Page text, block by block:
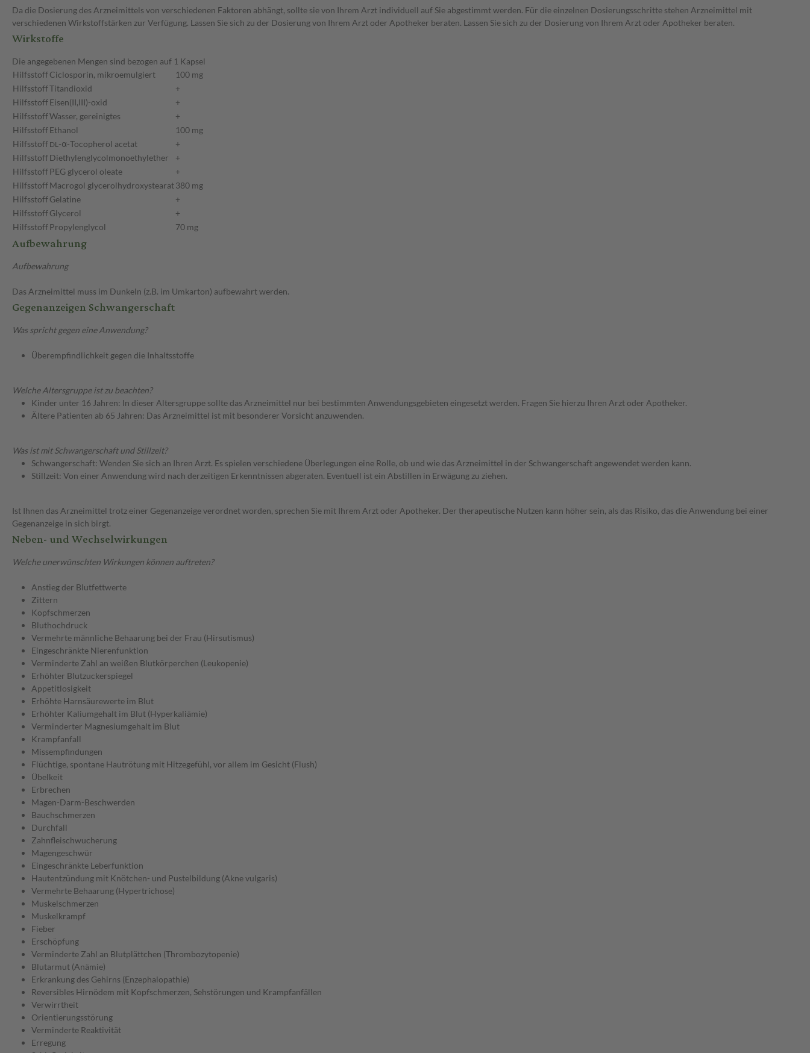
Da die Dosierung des Arzneimittels von verschiedenen Faktoren abhängt, sollte sie von Ihrem Arzt individuell auf Sie abgestimmt werden. Für die einzelnen Dosierungsschritte stehen Arzneimittel mit
verschiedenen Wirkstoffstärken zur Verfügung. Lassen Sie sich zu der Dosierung von Ihrem Arzt oder Apotheker beraten. Lassen Sie sich zu der Dosierung von Ihrem Arzt oder Apotheker beraten.
Wirkstoffe
Die angegebenen Mengen sind bezogen auf 1 Kapsel
HilfsstoffCiclosporin, mikroemulgiert
100 mg
HilfsstoffTitandioxid
+
HilfsstoffEisen(II,III)-oxid
+
HilfsstoffWasser, gereinigtes
+
HilfsstoffEthanol
100 mg
Hilfsstoff DL-α-Tocopherol acetat
+
HilfsstoffDiethylenglycolmonoethylether
+
HilfsstoffPEG glycerol oleate
+
HilfsstoffMacrogol glycerolhydroxystearat380 mg
HilfsstoffGelatine
+
HilfsstoffGlycerol
+
HilfsstoffPropylenglycol 70 mg
Aufbewahrung
Aufbewahrung
Das Arzneimittel muss im Dunkeln (z.B. im Umkarton) aufbewahrt werden.
Gegenanzeigen Schwangerschaft
Was spricht gegen eine Anwendung?
Überempfindlichkeit gegen die Inhaltsstoffe
Welche Altersgruppe ist zu beachten?
Kinder unter 16 Jahren: In dieser Altersgruppe sollte das Arzneimittel nur bei bestimmten Anwendungsgebieten eingesetzt werden. Fragen Sie hierzu Ihren Arzt oder Apotheker.
Ältere Patienten ab 65 Jahren: Das Arzneimittel ist mit besonderer Vorsicht anzuwenden.
Was ist mit Schwangerschaft und Stillzeit?
Schwangerschaft: Wenden Sie sich an Ihren Arzt. Es spielen verschiedene Überlegungen eine Rolle, ob und wie das Arzneimittel in der Schwangerschaft angewendet werden kann.
Stillzeit: Von einer Anwendung wird nach derzeitigen Erkenntnissen abgeraten. Eventuell ist ein Abstillen in Erwägung zu ziehen.
Ist Ihnen das Arzneimittel trotz einer Gegenanzeige verordnet worden, sprechen Sie mit Ihrem Arzt oder Apotheker. Der therapeutische Nutzen kann höher sein, als das Risiko, das die Anwendung bei einer
Gegenanzeige in sich birgt.
Neben- und Wechselwirkungen
Welche unerwünschten Wirkungen können auftreten?
Anstieg der Blutfettwerte
Zittern
Kopfschmerzen
Bluthochdruck
Vermehrte männliche Behaarung bei der Frau (Hirsutismus)
Eingeschränkte Nierenfunktion
Verminderte Zahl an weißen Blutkörperchen (Leukopenie)
Erhöhter Blutzuckerspiegel
Appetitlosigkeit
Erhöhte Harnsäurewerte im Blut
Erhöhter Kaliumgehalt im Blut (Hyperkaliämie)
Verminderter Magnesiumgehalt im Blut
Krampfanfall
Missempfindungen
Flüchtige, spontane Hautrötung mit Hitzegefühl, vor allem im Gesicht (Flush)
Übelkeit
Erbrechen
Magen-Darm-Beschwerden
Bauchschmerzen
Durchfall
Zahnfleischwucherung
Magengeschwür
Eingeschränkte Leberfunktion
Hautentzündung mit Knötchen- und Pustelbildung (Akne vulgaris)
Vermehrte Behaarung (Hypertrichose)
Muskelschmerzen
Muskelkrampf
Fieber
Erschöpfung
Verminderte Zahl an Blutplättchen (Thrombozytopenie)
Blutarmut (Anämie)
Erkrankung des Gehirns (Enzephalopathie)
Reversibles Hirnödem mit Kopfschmerzen, Sehstörungen und Krampfanfällen
Verwirrtheit
Orientierungsstörung
Verminderte Reaktivität
Erregung